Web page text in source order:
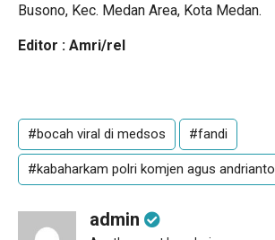
Busono, Kec. Medan Area, Kota Medan.
Editor : Amri/rel
#bocah viral di medsos #fandi
#kabaharkam polri komjen agus andrianto
admin